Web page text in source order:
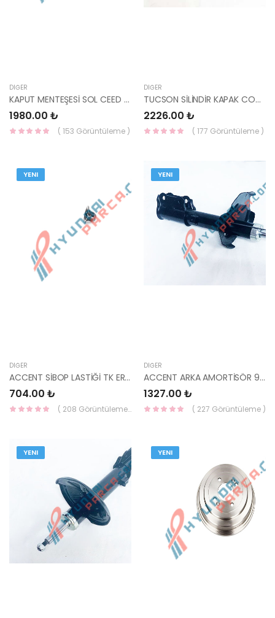
DIĞER
KAPUT MENTEŞESİ SOL CEED 08-12 79110-1H000-HMC
1980.00 ₺
( 153 Görüntüleme )
DIĞER
TUCSON SİLİNDİR KAPAK CONTASI/SANTAFE DİZ./ELANTRA DİZ. 2.0 D4EA ÇELİK 22311-2
2226.00 ₺
( 177 Görüntüleme )
YENI
DIĞER
ACCENT SİBOP LASTİĞİ TK ERA/GETZ/İ20/İ30/BLUE/CEED/ 22224-2A000-YS
704.00 ₺
( 208 Görüntüleme )
YENI
DIĞER
ACCENT ARKA AMORTİSÖR 95-00 GENİŞ ÇANAK SOL 55351-22000-YS
1327.00 ₺
( 227 Görüntüleme )
YENI YENI